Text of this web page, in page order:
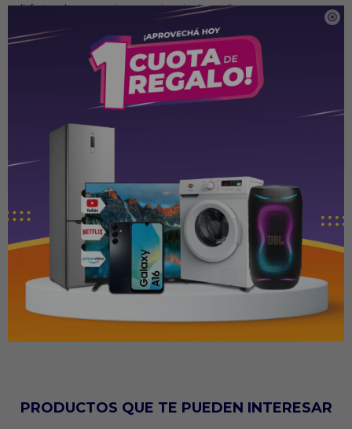

disfrutar de una mejor experiencia de audio.
Especificaciones
Tipo: Parlante de doble cono para automóvil
Tamaño: 13 cm (5,25")
Diámetro del altavoz: 130 mm
Vías: 1 (doble cono)
Potencia máxima: 230 W
Respuesta de frecuencia: 25 Hz – 22 kHz
Sensibilidad: 89 dB
Impedancia: 4 Ω
Material del cono: Polipropileno
PRODUCTOS QUE TE PUEDEN INTERESAR